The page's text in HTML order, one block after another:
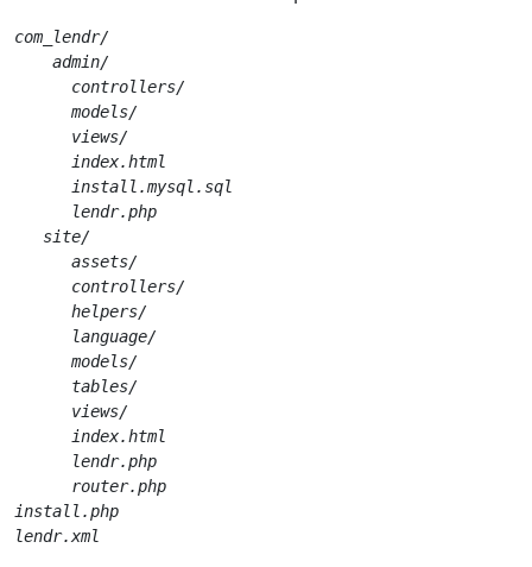
com_lendr/
admin/
controllers/
models/
views/
index.html
install.mysql.sql
lendr.php
site/
assets/
controllers/
helpers/
language/
models/
tables/
views/
index.html
lendr.php
router.php
install.php
lendr.xml